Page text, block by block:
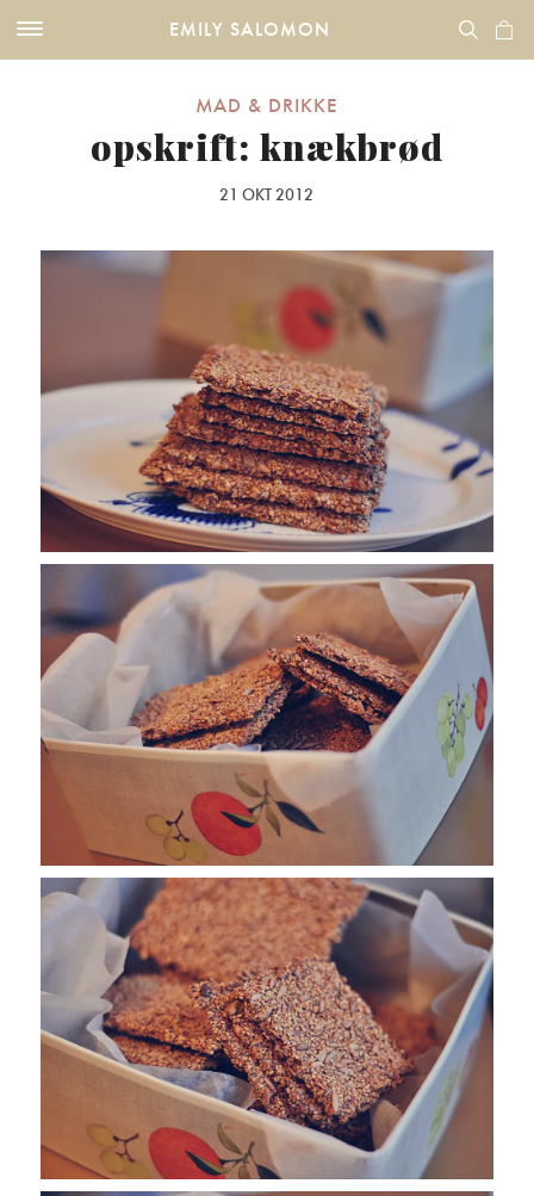
EMILY SALOMON
MAD & DRIKKE
opskrift: knækbrød
21 OKT 2012